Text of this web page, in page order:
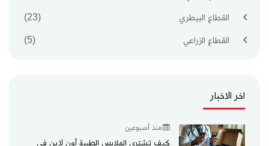
القطاع البيطري (23)
القطاع الزراعي (5)
اخر الاخبار
منذ أسبوعين
كيف تشتري الملابس الطبية أون لاين في